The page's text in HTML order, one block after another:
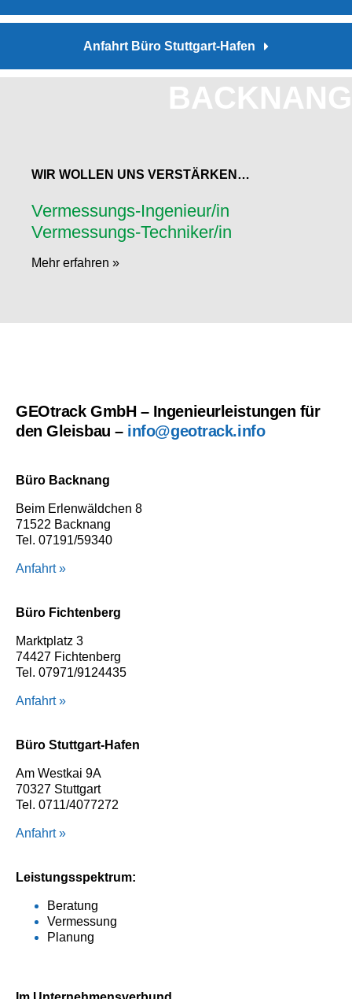
Anfahrt Büro Stuttgart-Hafen
BACKNANG
WIR WOLLEN UNS VERSTÄRKEN…
Vermessungs-Ingenieur/in
Vermessungs-Techniker/in
Mehr erfahren »
GEOtrack GmbH – Ingenieurleistungen für
den Gleisbau – info@geotrack.info
Büro Backnang
Beim Erlenwäldchen 8
71522 Backnang
Tel. 07191/59340
Anfahrt »
Büro Fichtenberg
Marktplatz 3
74427 Fichtenberg
Tel. 07971/9124435
Anfahrt »
Büro Stuttgart-Hafen
Am Westkai 9A
70327 Stuttgart
Tel. 0711/4077272
Anfahrt »
Leistungsspektrum:
Beratung
Vermessung
Planung